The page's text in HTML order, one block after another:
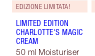
EDIZIONE LIMITATA!
LIMITED EDITION
CHARLOTTE'S MAGIC
CREAM
50 ml Moisturiser